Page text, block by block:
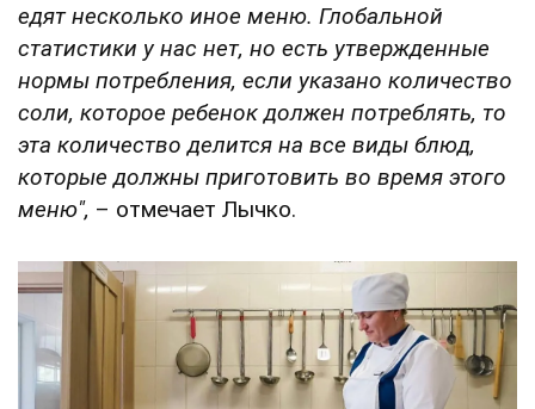
едят несколько иное меню. Глобальной
статистики у нас нет, но есть утвержденные
нормы потребления, если указано количество
соли, которое ребенок должен потреблять, то
эта количество делится на все виды блюд,
которые должны приготовить во время этого
меню", – отмечает Лычко.